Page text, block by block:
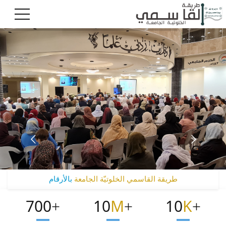
طريقة القاسمي الخلوتيّة الجامعة بالأرقام
700+ 10M+ 10K+